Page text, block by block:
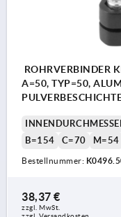
ROHRVERBINDER
A=50, TYP=50,
B=154
C=70 M=54
Bestellnummer:
38,37 €
zzgl. MwSt.